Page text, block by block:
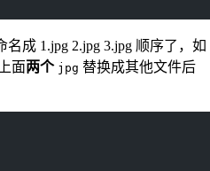
成 1.jpg 2.jpg 3.jpg 顺序了，如
面两个 jpg 替换成其他文件后